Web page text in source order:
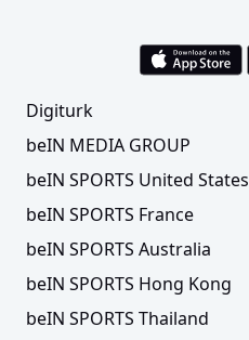
Digiturk
beIN MEDIA GROUP
beIN SPORTS United States
beIN SPORTS France
beIN SPORTS Australia
beIN SPORTS Hong Kong
beIN SPORTS Thailand